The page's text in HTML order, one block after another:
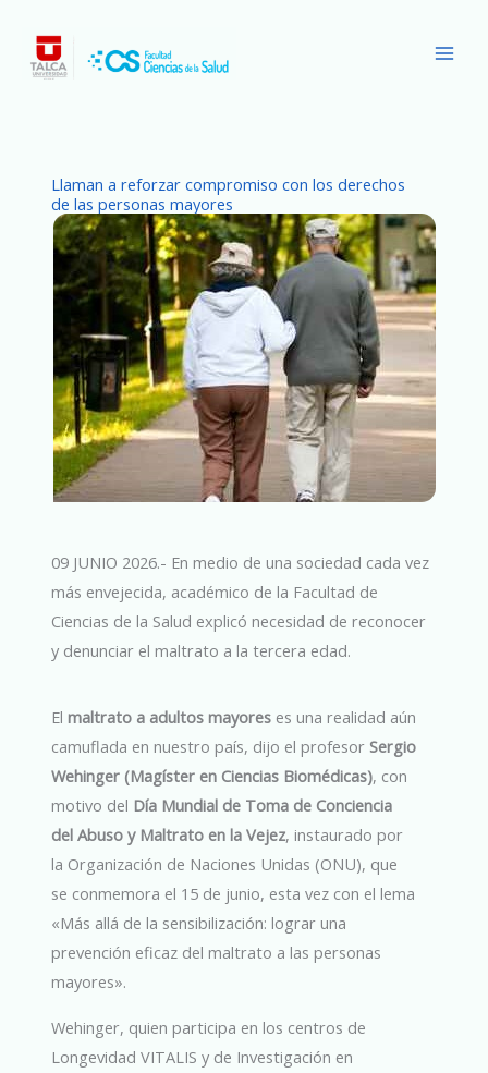
contenido
Llaman a reforzar compromiso con los derechos
de las personas mayores
09 JUNIO 2026.- En medio de una sociedad cada vez
más envejecida, académico de la Facultad de
Ciencias de la Salud explicó necesidad de reconocer
y denunciar el maltrato a la tercera edad.
Elmaltrato a adultos mayores es una realidad aún
camuflada en nuestro país, dijo el profesorSergio
Wehinger (Magíster en Ciencias Biomédicas), con
motivo del Día Mundial de Toma de Conciencia
del Abuso y Maltrato en la Vejez, instaurado por
la Organización de Naciones Unidas (ONU), que
se conmemora el 15 de junio, esta vez con el lema
«Más allá de la sensibilización: lograr una
prevención eficaz del maltrato a las personas
mayores».
Wehinger, quien participa en los centros de
Longevidad VITALIS y de Investigación en